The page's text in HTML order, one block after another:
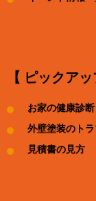
【 ピックアッ
お家の健康診断
外壁塗装のト
見積書の見方